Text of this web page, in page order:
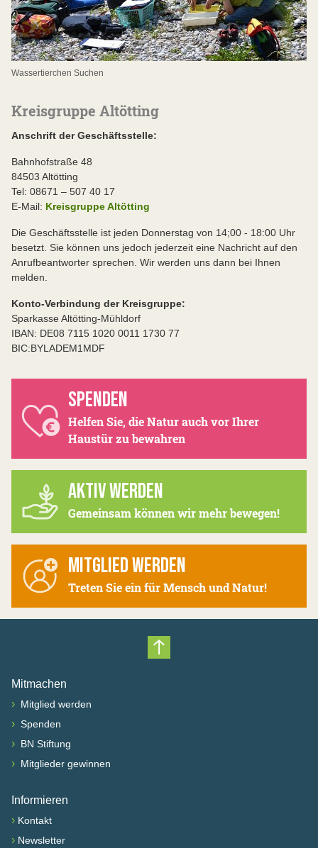
Wassertierchen Suchen
Kreisgruppe Altötting
Anschrift der Geschäftsstelle:
Bahnhofstraße 48
84503 Altötting
Tel: 08671 – 507 40 17
E-Mail: Kreisgruppe Altötting
Die Geschäftsstelle ist jeden Donnerstag von 14;00 - 18:00 Uhr
besetzt. Sie können uns jedoch jederzeit eine Nachricht auf den
Anrufbeantworter sprechen. Wir werden uns dann bei Ihnen
melden.
Konto-Verbindung der Kreisgruppe:
Sparkasse Altötting-Mühldorf
IBAN: DE08 7115 1020 0011 1730 77
BIC:BYLADEM1MDF
SPENDEN
Helfen Sie, die Natur auch vor Ihrer
Haustür zu bewahren
AKTIV WERDEN
Gemeinsam können wir mehr bewegen!
MITGLIED WERDEN
Treten Sie ein für Mensch und Natur!
Nach oben scrollen
Mitmachen
› Mitglied werden
› Spenden
› BN Stiftung
› Mitglieder gewinnen
Informieren
› Kontakt
› Newsletter